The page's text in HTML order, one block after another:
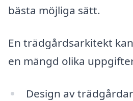
bästa möjliga sätt.
En trädgårdsarkitekt
en mängd olika
Design av